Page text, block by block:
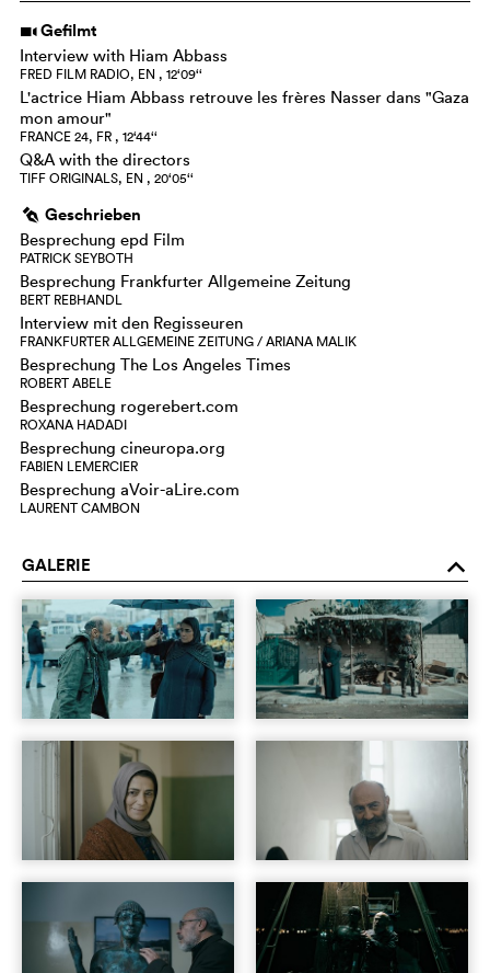
i Gefilmt
Interview with Hiam Abbass
FRED FILM RADIO, EN , 12‘09‘‘
L'actrice Hiam Abbass retrouve les frères Nasser dans "Gaza
mon amour"
FRANCE 24, FR , 12‘44‘‘
Q&A with the directors
TIFF ORIGINALS, EN , 20‘05‘‘
g Geschrieben
Besprechung epd Film
PATRICK SEYBOTH
Besprechung Frankfurter Allgemeine Zeitung
BERT REBHANDL
Interview mit den Regisseuren
FRANKFURTER ALLGEMEINE ZEITUNG / ARIANA MALIK
Besprechung The Los Angeles Times
ROBERT ABELE
Besprechung rogerebert.com
ROXANA HADADI
Besprechung cineuropa.org
FABIEN LEMERCIER
Besprechung aVoir-aLire.com
LAURENT CAMBON
GALERIE o